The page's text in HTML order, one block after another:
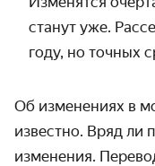
станут уже.
году, но точных
Об изменениях в
известно. Вряд ли
изменения.